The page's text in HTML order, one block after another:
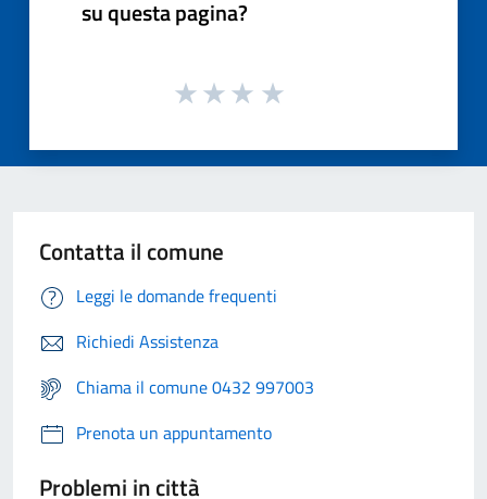
su questa pagina?
Contatta il comune
Leggi le domande frequenti
Richiedi Assistenza
Chiama il comune 0432 997003
Prenota un appuntamento
Problemi in città